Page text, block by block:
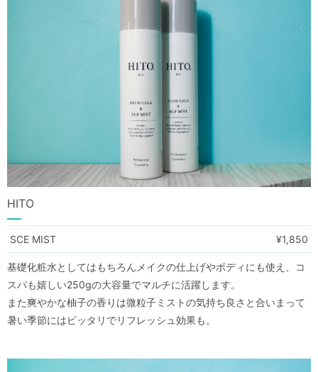
HITO
SCE MIST ¥1,850
基礎化粧水としてはもちろんメイクの仕上げやボディにも使え、コ
スパも嬉しい250gの大容量でマルチに活躍します。
また爽やかな柚子の香りは微粒子ミストの気持ち良さと合いまって
暑い季節にはピッタリでリフレッシュ効果も。